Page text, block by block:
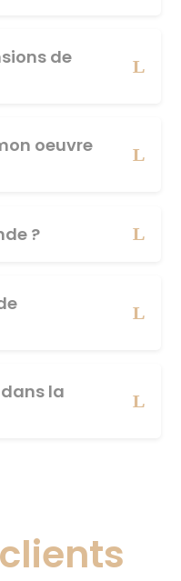
de
oeuvre
?
la
clients